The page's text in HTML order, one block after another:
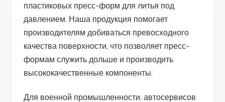
пластиковых пресс-форм для литья под
давлением. Наша продукция помогает
производителям добиваться превосходного
качества поверхности, что позволяет пресс-
формам служить дольше и производить
высококачественные компоненты.
Для военной промышленности, автосервисов